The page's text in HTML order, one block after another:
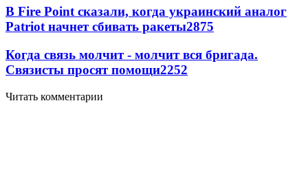
В Fire Point сказали, когда украинский аналог
Patriot начнет сбивать ракеты2875
Когда связь молчит - молчит вся бригада.
Связисты просят помощи2252
Читать комментарии